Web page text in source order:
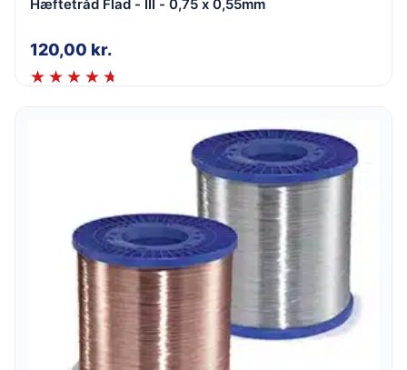
Hæftetråd Flad - III - 0,75 x 0,55mm
120,00 kr.